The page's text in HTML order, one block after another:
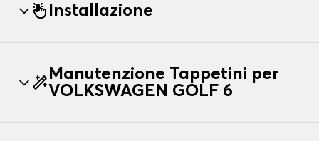
Installazione
Manutenzione Tappetini per
VOLKSWAGEN GOLF 6